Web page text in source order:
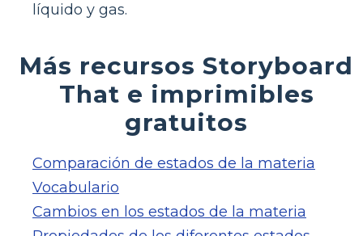
líquido y gas.
Más recursos Storyboard
That e imprimibles
gratuitos
Comparación de estados de la materia
Vocabulario
Cambios en los estados de la materia